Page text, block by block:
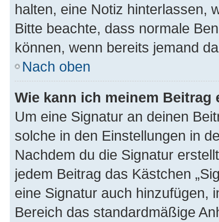
halten, eine Notiz hinterlassen,
Bitte beachte, dass normale
können, wenn bereits jemand
Nach oben
Wie kann ich meinem
Um eine Signatur an deinen
solche in den Einstellungen in
Nachdem du die Signatur
jedem Beitrag das Kästchen
eine Signatur auch hinzufügen,
Bereich das standardmäßige